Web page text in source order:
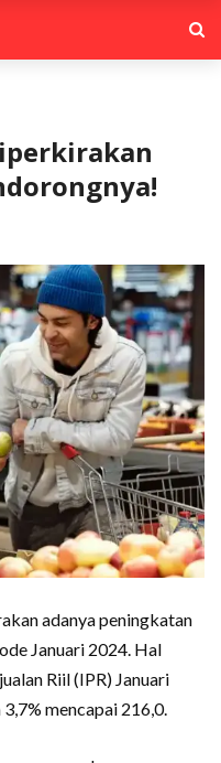
adanya peningkatan
Januari 2024. Hal
Riil (IPR) Januari
mencapai 216,0.